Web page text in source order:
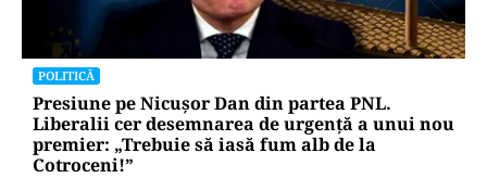
pentru mentenanța IT a instituțiilor
Alte Articole Importante